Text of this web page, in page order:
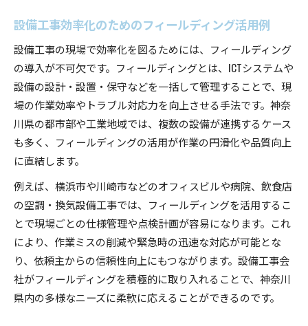
設備工事効率化のためのフィールディング活用例
設備工事の現場で効率化を図るためには、フィールディング
の導入が不可欠です。フィールディングとは、ICTシステムや
設備の設計・設置・保守などを一括して管理することで、現
場の作業効率やトラブル対応力を向上させる手法です。神奈
川県の都市部や工業地域では、複数の設備が連携するケース
も多く、フィールディングの活用が作業の円滑化や品質向上
に直結します。
例えば、横浜市や川崎市などのオフィスビルや病院、飲食店
の空調・換気設備工事では、フィールディングを活用するこ
とで現場ごとの仕様管理や点検計画が容易になります。これ
により、作業ミスの削減や緊急時の迅速な対応が可能とな
り、依頼主からの信頼性向上にもつながります。設備工事会
社がフィールディングを積極的に取り入れることで、神奈川
県内の多様なニーズに柔軟に応えることができるのです。